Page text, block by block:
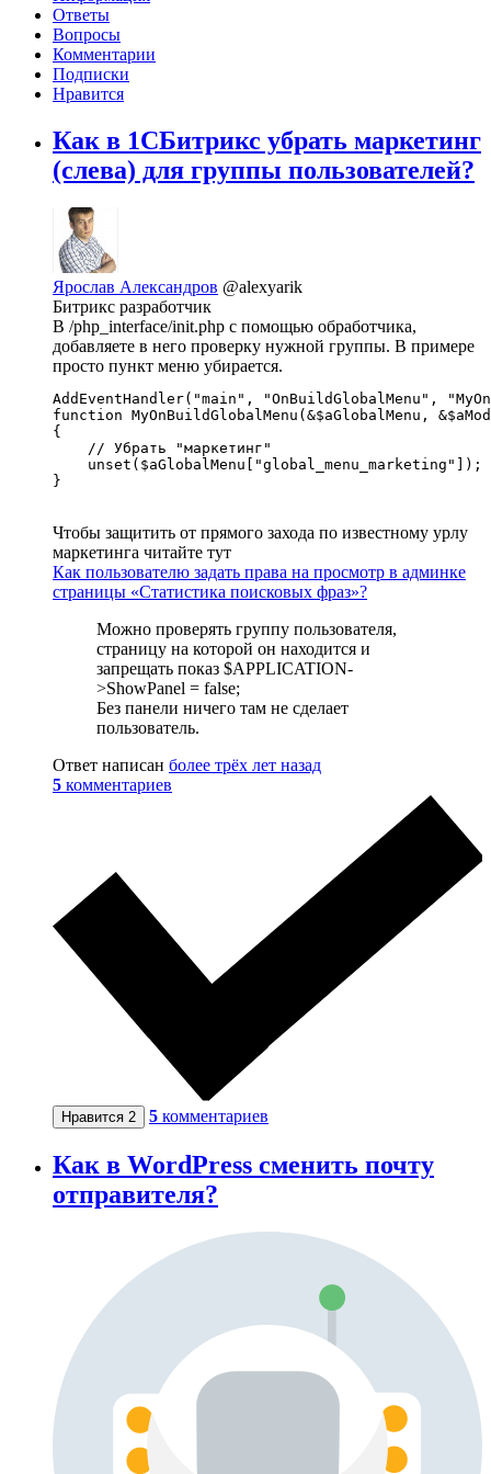
Ответы
Вопросы
Комментарии
Подписки
Нравится
Как в 1СБитрикс убрать маркетинг
(слева) для группы пользователей?
Ярослав Александров @alexyarik
Битрикс разработчик
В /php_interface/init.php с помощью обработчика,
добавляете в него проверку нужной группы. В примере
просто пункт меню убирается.
AddEventHandler("main", "OnBuildGlobalMenu",
function MyOnBuildGlobalMenu(&$aGlobalMenu,
{
    // Убрать "маркетинг"
    unset($aGlobalMenu["global_menu_marketing"]);
}
Чтобы защитить от прямого захода по известному урлу
маркетинга читайте тут
Как пользователю задать права на просмотр в админке
страницы «Статистика поисковых фраз»?
Можно проверять группу пользователя,
страницу на которой он находится и
запрещать показ $APPLICATION-
>ShowPanel = false;
Без панели ничего там не сделает
пользователь.
Ответ написан более трёх лет назад
5 комментариев
Нравится 2 5 комментариев
Как в WordPress сменить почту
отправителя?